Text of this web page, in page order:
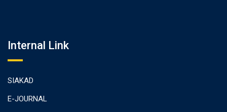
Internal Link
SIAKAD
E-JOURNAL